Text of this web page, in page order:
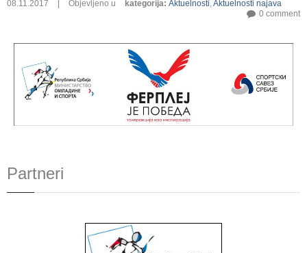
08.11.2017 Objevljeno u kategorija: Aktuelnosti,Aktuelnosti najava
0 comment
Partneri